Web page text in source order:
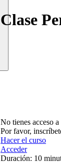
Clase
No tienes acceso
Por favor,
Hacer el curso
Acceder
Duración: 10